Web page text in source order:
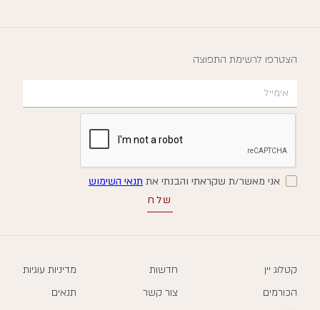
הצטרפו לרשימת התפוצה
אני מאשר/ת שקראתי והבנתי את תנאי השימוש
קטלוג יין
הכורמים
חדשות
צור קשר
מדיניות עוגיות
תנאים